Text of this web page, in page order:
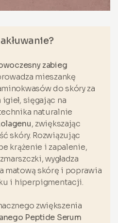
zabieg
mieszankę
do skóry za
sięgając na
naturalnie
, zwiększając
skóry. Rozwiązując
krążenie i zapalenie,
wygładza
matową skórę i poprawia
i hiperpigmentacji.
zwiększenia
Peptide Serum